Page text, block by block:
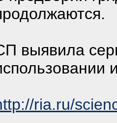
выявила
ria.ru/